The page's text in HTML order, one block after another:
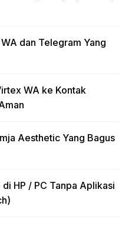
dan Telegram Yang
WA ke Kontak
Aesthetic Yang Bagus
HP / PC Tanpa Aplikasi